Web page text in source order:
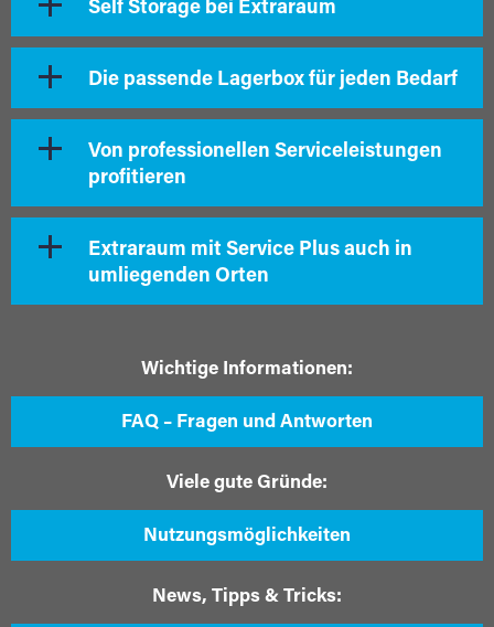
Self Storage bei Extraraum
Die passende Lagerbox für jeden Bedarf
Von professionellen Serviceleistungen
profitieren
Extraraum mit Service Plus auch in
umliegenden Orten
Wichtige Informationen:
FAQ – Fragen und Antworten
Viele gute Gründe:
Nutzungsmöglichkeiten
News, Tipps & Tricks: